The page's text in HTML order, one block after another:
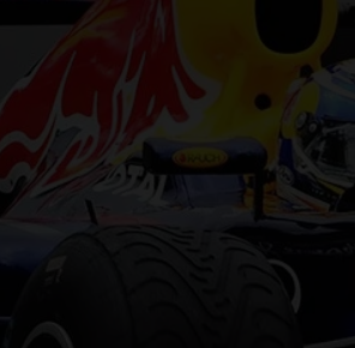
AANMELDEN NIEUWSBRIEF
NEEM CONTACT OP